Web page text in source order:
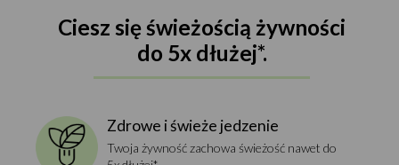
Ciesz się świeżością żywności
do 5x dłużej*.
Zdrowe i świeże jedzenie
Twoja żywność zachowa świeżość nawet do